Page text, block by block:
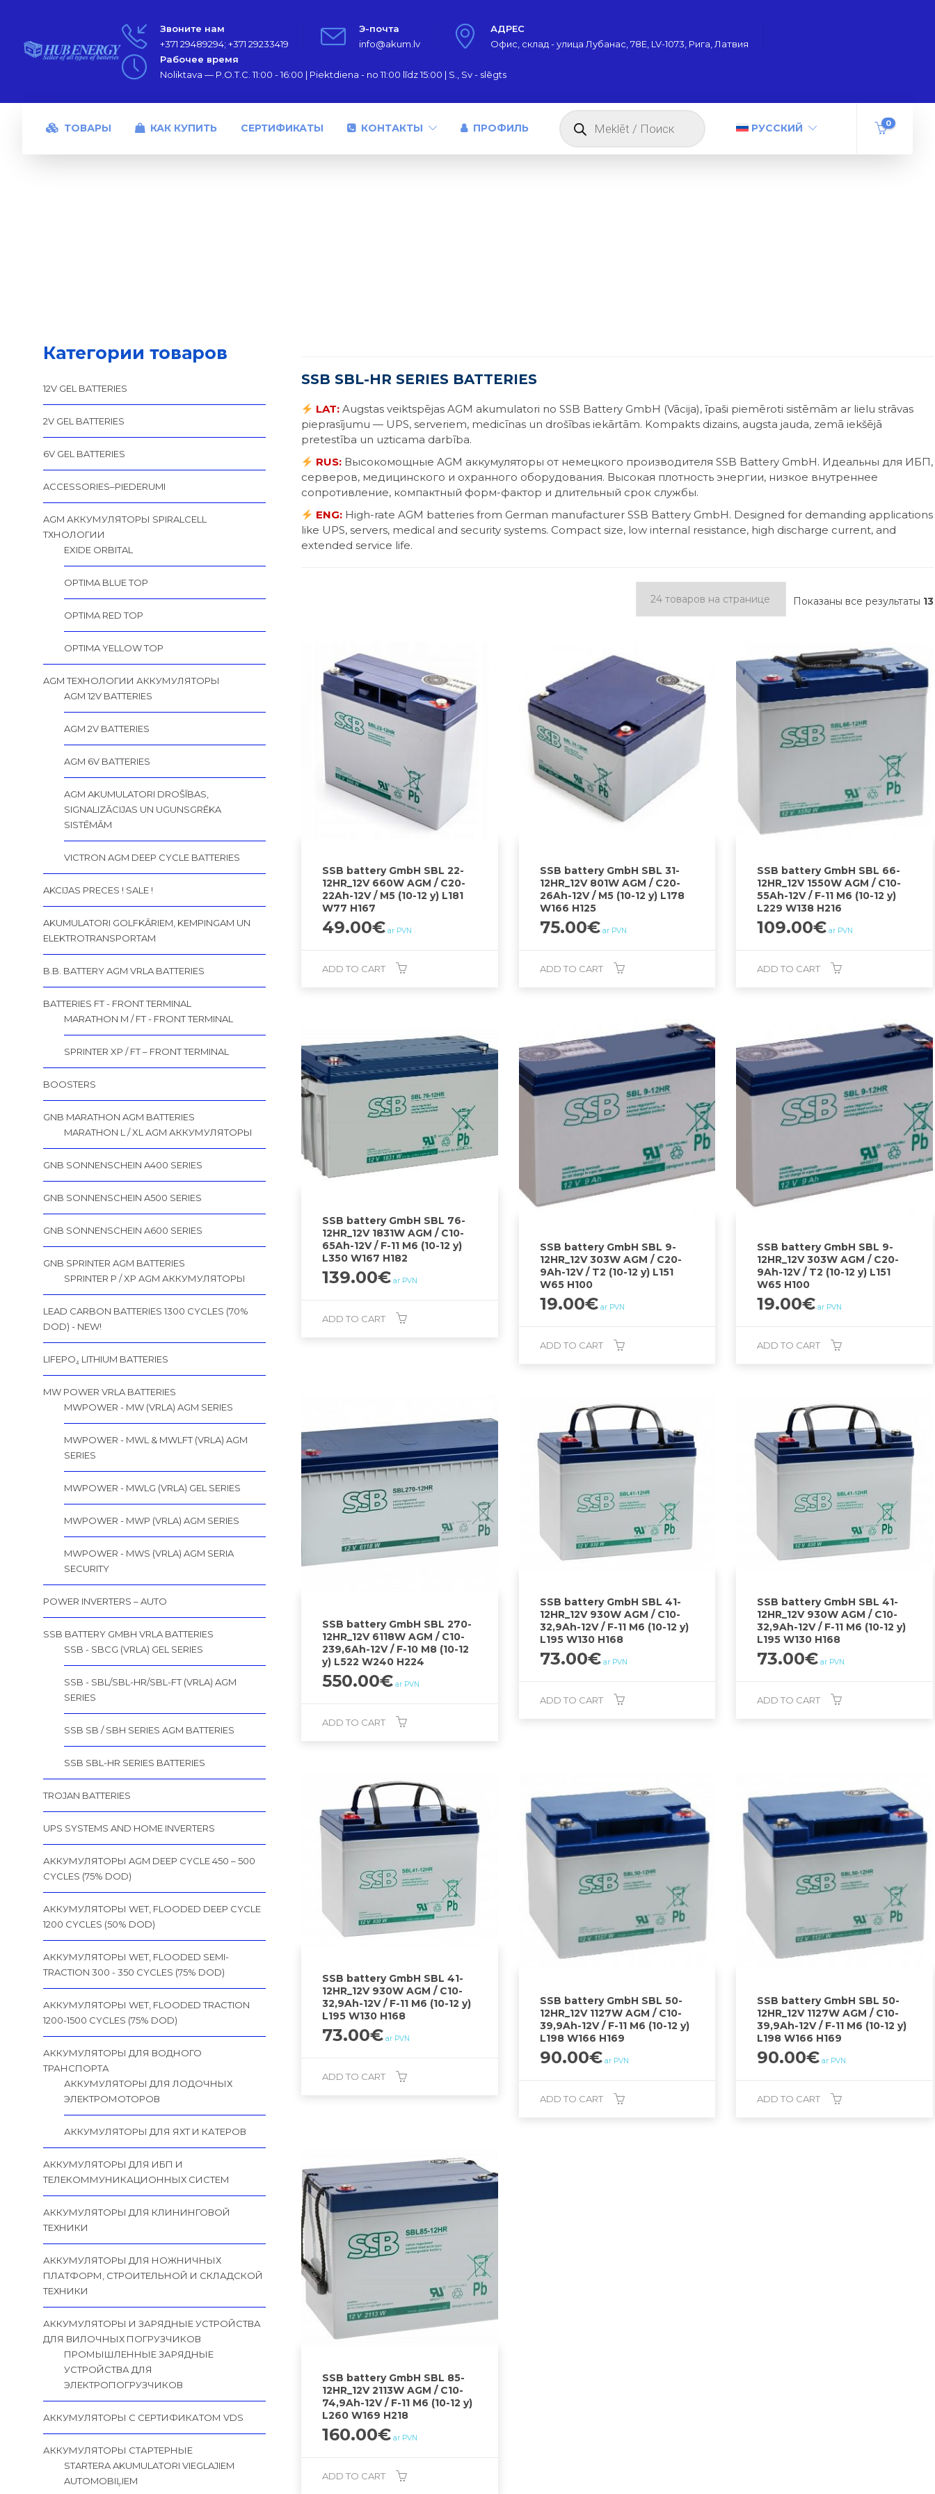
Звоните нам
+371 29489294; +371 29233419
Э-почта
info@akum.lv
АДРЕС
Офис, склад - улица Лубанас, 78Е, LV-1073, Рига, Латвия
Рабочее время
Noliktava — P.O.T.C. 11:00 - 16:00 | Piektdiena - no 11:00 līdz 15:00 | S., Sv - slēgts
ТОВАРЫ КАК КУПИТЬ СЕРТИФИКАТЫ КОНТАКТЫ ПРОФИЛЬ
Поиск
товаров РУССКИЙ 0
SSB SBL-HR SERIES BATTERIES
LAT: Augstas veiktspējas AGM akumulatori no SSB Battery GmbH (Vācija), īpaši piemēroti sistēmām ar lielu strāvas
pieprasījumu — UPS, serveriem, medicīnas un drošības iekārtām. Kompakts dizains, augsta jauda, zemā iekšējā
pretestība un uzticama darbība.
RUS: Высокомощные AGM аккумуляторы от немецкого производителя SSB Battery GmbH. Идеальны для ИБП,
серверов, медицинского и охранного оборудования. Высокая плотность энергии, низкое внутреннее
сопротивление, компактный форм-фактор и длительный срок службы.
ENG: High-rate AGM batteries from German manufacturer SSB Battery GmbH. Designed for demanding applications
like UPS, servers, medical and security systems. Compact size, low internal resistance, high discharge current, and
extended service life.
Показаны все результаты 13
SSB battery GmbH SBL 22-
12HR_12V 660W AGM / C20-
22Ah-12V / M5 (10-12 y) L181
W77 H167
49.00€ ar PVN
ADD TO CART
SSB battery GmbH SBL 31-
12HR_12V 801W AGM / C20-
26Ah-12V / M5 (10-12 y) L178
W166 H125
75.00€ ar PVN
ADD TO CART
SSB battery GmbH SBL 66-
12HR_12V 1550W AGM / C10-
55Ah-12V / F-11 M6 (10-12 y)
L229 W138 H216
109.00€ ar PVN
ADD TO CART
SSB battery GmbH SBL 76-
12HR_12V 1831W AGM / C10-
65Ah-12V / F-11 M6 (10-12 y)
L350 W167 H182
139.00€ ar PVN
ADD TO CART
SSB battery GmbH SBL 9-
12HR_12V 303W AGM / C20-
9Ah-12V / T2 (10-12 y) L151
W65 H100
19.00€ ar PVN
ADD TO CART
SSB battery GmbH SBL 9-
12HR_12V 303W AGM / C20-
9Ah-12V / T2 (10-12 y) L151
W65 H100
19.00€ ar PVN
ADD TO CART
SSB battery GmbH SBL 270-
12HR_12V 6118W AGM / C10-
239,6Ah-12V / F-10 M8 (10-12
y) L522 W240 H224
550.00€ ar PVN
ADD TO CART
SSB battery GmbH SBL 41-
12HR_12V 930W AGM / C10-
32,9Ah-12V / F-11 M6 (10-12 y)
L195 W130 H168
73.00€ ar PVN
ADD TO CART
SSB battery GmbH SBL 41-
12HR_12V 930W AGM / C10-
32,9Ah-12V / F-11 M6 (10-12 y)
L195 W130 H168
73.00€ ar PVN
ADD TO CART
SSB battery GmbH SBL 41-
12HR_12V 930W AGM / C10-
32,9Ah-12V / F-11 M6 (10-12 y)
L195 W130 H168
73.00€ ar PVN
ADD TO CART
SSB battery GmbH SBL 50-
12HR_12V 1127W AGM / C10-
39,9Ah-12V / F-11 M6 (10-12 y)
L198 W166 H169
90.00€ ar PVN
ADD TO CART
SSB battery GmbH SBL 50-
12HR_12V 1127W AGM / C10-
39,9Ah-12V / F-11 M6 (10-12 y)
L198 W166 H169
90.00€ ar PVN
ADD TO CART
SSB battery GmbH SBL 85-
12HR_12V 2113W AGM / C10-
74,9Ah-12V / F-11 M6 (10-12 y)
L260 W169 H218
160.00€ ar PVN
ADD TO CART
Категории товаров
12V GEL BATTERIES
2V GEL BATTERIES
6V GEL BATTERIES
ACCESSORIES–PIEDERUMI
AGM АККУМУЛЯТОРЫ SPIRALCELL
TХНОЛОГИИ
EXIDE ORBITAL
OPTIMA BLUE TOP
OPTIMA RED TOP
OPTIMA YELLOW TOP
AGM ТЕХНОЛОГИИ АККУМУЛЯТОРЫ
AGM 12V BATTERIES
AGM 2V BATTERIES
AGM 6V BATTERIES
AGM AKUMULATORI DROŠĪBAS,
SIGNALIZĀCIJAS UN UGUNSGRĒKA
SISTĒMĀM
VICTRON AGM DEEP CYCLE BATTERIES
AKCIJAS PRECES ! SALE !
AKUMULATORI GOLFKĀRIEM, KEMPINGAM UN
ELEKTROTRANSPORTAM
B.B. BATTERY AGM VRLA BATTERIES
BATTERIES FT - FRONT TERMINAL
MARATHON M / FT - FRONT TERMINAL
SPRINTER XP / FT – FRONT TERMINAL
BOOSTERS
GNB MARATHON AGM BATTERIES
MARATHON L / XL AGM АККУМУЛЯТОРЫ
GNB SONNENSCHEIN A400 SERIES
GNB SONNENSCHEIN A500 SERIES
GNB SONNENSCHEIN A600 SERIES
GNB SPRINTER AGM BATTERIES
SPRINTER P / XP AGM АККУМУЛЯТОРЫ
LEAD CARBON BATTERIES 1300 CYCLES (70%
DOD) - NEW!
LIFEPO₄ LITHIUM BATTERIES
MW POWER VRLA BATTERIES
MWPOWER - MW (VRLA) AGM SERIES
MWPOWER - MWL & MWLFT (VRLA) AGM
SERIES
MWPOWER - MWLG (VRLA) GEL SERIES
MWPOWER - MWP (VRLA) AGM SERIES
MWPOWER - MWS (VRLA) AGM SERIA
SECURITY
POWER INVERTERS – AUTO
SSB BATTERY GMBH VRLA BATTERIES
SSB - SBCG (VRLA) GEL SERIES
SSB - SBL/SBL-HR/SBL-FT (VRLA) AGM
SERIES
SSB SB / SBH SERIES AGM BATTERIES
SSB SBL-HR SERIES BATTERIES
TROJAN BATTERIES
UPS SYSTEMS AND HOME INVERTERS
АККУМУЛЯТОРЫ AGM DEEP CYCLE 450 – 500
CYCLES (75% DOD)
АККУМУЛЯТОРЫ WET, FLOODED DEEP CYCLE
1200 CYCLES (50% DOD)
АККУМУЛЯТОРЫ WET, FLOODED SEMI-
TRACTION 300 - 350 CYCLES (75% DOD)
АККУМУЛЯТОРЫ WET, FLOODED TRACTION
1200-1500 CYCLES (75% DOD)
АККУМУЛЯТОРЫ ДЛЯ ВОДНОГО
ТРАНСПОРТА
АККУМУЛЯТОРЫ ДЛЯ ЛОДОЧНЫХ
ЭЛЕКТРОМОТОРОВ
АККУМУЛЯТОРЫ ДЛЯ ЯХТ И КАТЕРОВ
АККУМУЛЯТОРЫ ДЛЯ ИБП И
ТЕЛЕКОММУНИКАЦИОННЫХ СИСТЕМ
АККУМУЛЯТОРЫ ДЛЯ КЛИНИНГОВОЙ
ТЕХНИКИ
АККУМУЛЯТОРЫ ДЛЯ НОЖНИЧНЫХ
ПЛАТФОРМ, СТРОИТЕЛЬНОЙ И СКЛАДСКОЙ
ТЕХНИКИ
АККУМУЛЯТОРЫ И ЗАРЯДНЫЕ УСТРОЙСТВА
ДЛЯ ВИЛОЧНЫХ ПОГРУЗЧИКОВ
ПРОМЫШЛЕННЫЕ ЗАРЯДНЫЕ
УСТРОЙСТВА ДЛЯ
ЭЛЕКТРОПОГРУЗЧИКОВ
АККУМУЛЯТОРЫ С СЕРТИФИКАТОМ VDS
АККУМУЛЯТОРЫ СТАРТЕРНЫЕ
STARTERA AKUMULATORI VIEGLAJIEM
AUTOMOBIĻIEM